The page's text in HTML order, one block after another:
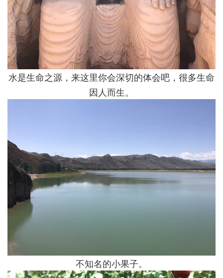
水是生命之源，来这里你会深切的体会吧，很多生命
因人而生。
不知名的小果子。